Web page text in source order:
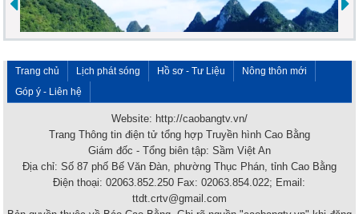
Trang chủ Lịch phát sóng Hồ sơ - Tư Liệu
Nông thôn mới
Góp ý - Liên hệ
Website: http://caobangtv.vn/
Trang Thông tin điện tử tổng hợp Truyền hình Cao Bằng
Giám đốc - Tổng biên tập: Sầm Việt An
Địa chỉ: Số 87 phố Bế Văn Đàn, phường Thục Phán, tỉnh Cao Bằng
Điện thoại: 02063.852.250 Fax: 02063.854.022; Email:
ttdt.crtv@gmail.com